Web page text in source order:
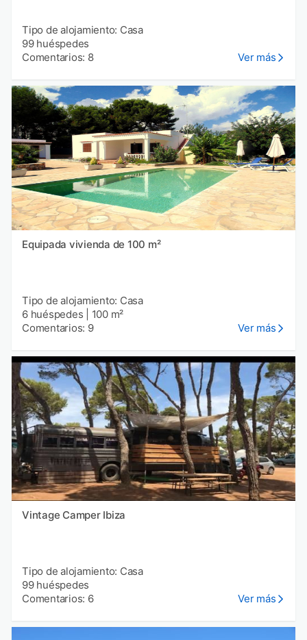
Tipo de alojamiento: Casa
99 huéspedes
Comentarios: 8
Ver más
Equipada vivienda de 100 m²
Tipo de alojamiento: Casa
6 huéspedes
100 m²
Comentarios: 9
Ver más
Vintage Camper Ibiza
Tipo de alojamiento: Casa
99 huéspedes
Comentarios: 6
Ver más